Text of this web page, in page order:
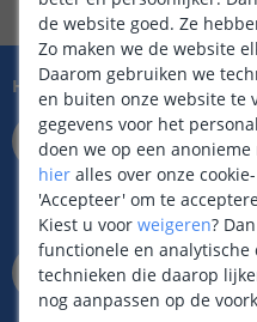
Hulp nodig?
073 704 11 04
Bereikbaar op ma t/
van 9.00 tot 22.00 uur
Zaterdag van 9.00 tot
Zondag van 12.00 tot
Binnen 24 uur
meestal sneller!
de website goed. Ze
Zo maken we de website
Daarom gebruiken we
en buiten onze website te
gegevens voor het
doen we op een anonieme
hier alles over onze
'Accepteer' om te
Kiest u voor weigeren?
functionele en analytische
technieken die daarop
nog aanpassen op de